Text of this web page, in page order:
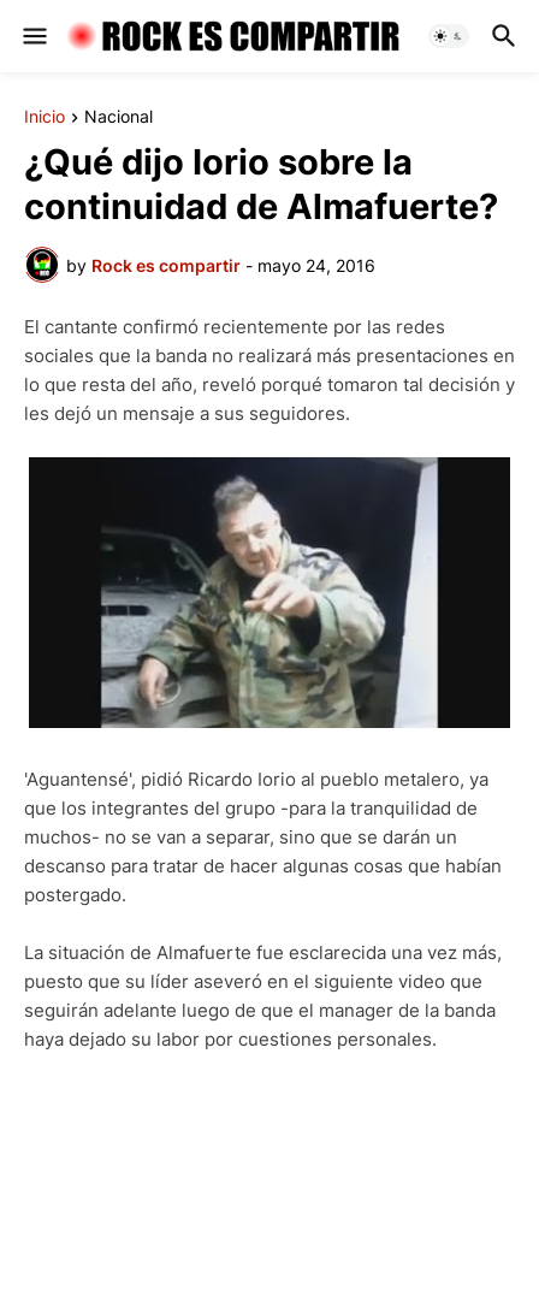
Inicio Nacional
¿Qué dijo Iorio sobre la
continuidad de Almafuerte?
by Rock es compartir - mayo 24, 2016
El cantante confirmó recientemente por las redes
sociales que la banda no realizará más presentaciones en
lo que resta del año, reveló porqué tomaron tal decisión y
les dejó un mensaje a sus seguidores.
'Aguantensé', pidió Ricardo Iorio al pueblo metalero, ya
que los integrantes del grupo -para la tranquilidad de
muchos- no se van a separar, sino que se darán un
descanso para tratar de hacer algunas cosas que habían
postergado.
La situación de Almafuerte fue esclarecida una vez más,
puesto que su líder aseveró en el siguiente video que
seguirán adelante luego de que el manager de la banda
haya dejado su labor por cuestiones personales.